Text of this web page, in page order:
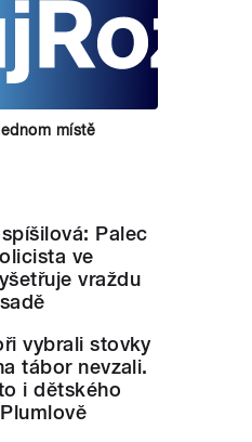
místě
Palec
ve
vraždu
vybrali stovky
tábor nevzali.
i dětského